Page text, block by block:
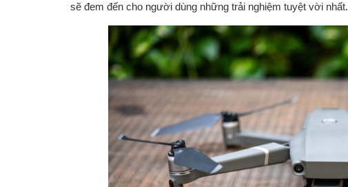
sẽ đem đến cho người dùng những trải nghiệm tuyệt vời nhất.